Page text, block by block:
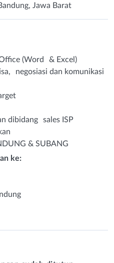
Jawa Barat
(Word & Excel)
negosiasi dan komunikasi
dibidang sales ISP
& SUBANG
ke: